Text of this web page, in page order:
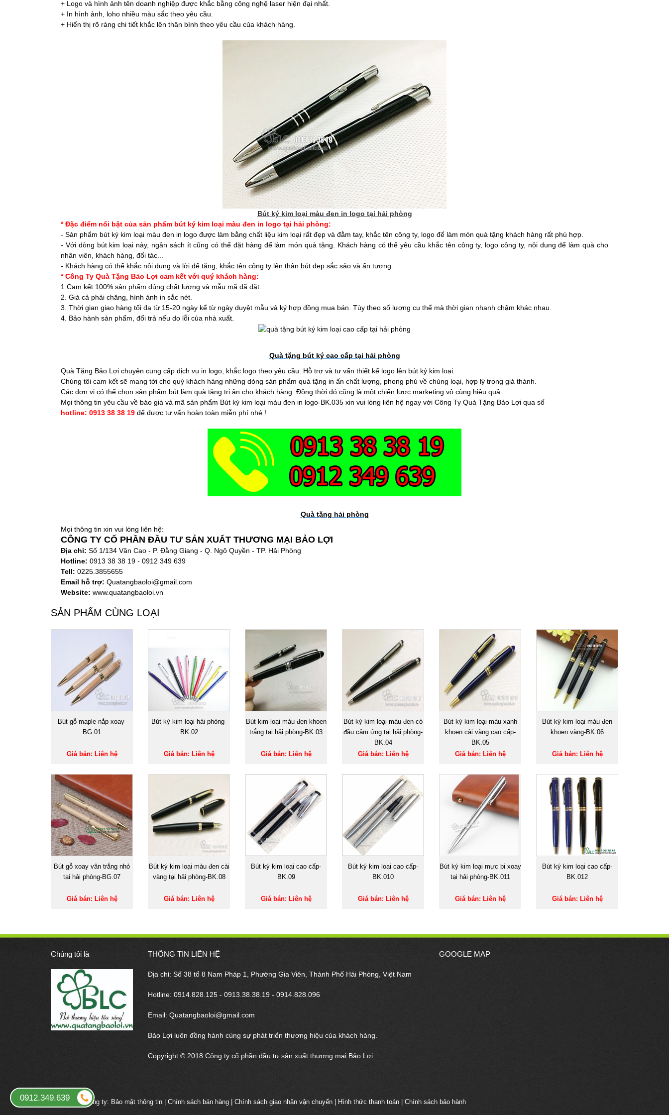
+ Logo và hình ảnh tên doanh nghiệp được khắc bằng công nghệ laser hiện đại nhất.
+ In hình ảnh, loho nhiều màu sắc theo yêu cầu.
+ Hiển thị rõ ràng chi tiết khắc lên thân bình theo yêu cầu của khách hàng.
Bút ký kim loại màu đen in logo tại hải phòng
* Đặc điểm nổi bật của sản phẩm bút ký kim loại màu đen in logo tại hải phòng:
- Sản phẩm bút ký kim loại màu đen in logo được làm bằng chất liệu kim loại rất đẹp và đằm tay, khắc tên công ty, logo để làm món quà tặng khách hàng rất phù hợp.
- Với dòng bút kim loại này, ngân sách ít cũng có thể đặt hàng để làm món quà tặng. Khách hàng có thể yêu cầu khắc tên công ty, logo công ty, nội dung để làm quà cho
nhân viên, khách hàng, đối tác...
- Khách hàng có thể khắc nội dung và lời để tặng, khắc tên công ty lên thân bút đẹp sắc sảo và ấn tượng.
* Công Ty Quà Tặng Bảo Lợi cam kết với quý khách hàng:
1.Cam kết 100% sản phẩm đúng chất lượng và mẫu mã đã đặt.
2. Giá cả phải chăng, hình ảnh in sắc nét.
3. Thời gian giao hàng tối đa từ 15-20 ngày kể từ ngày duyệt mẫu và ký hợp đồng mua bán. Tùy theo số lượng cụ thể mà thời gian nhanh chậm khác nhau.
4. Bảo hành sản phẩm, đổi trả nếu do lỗi của nhà xuất.
Quà tặng bút ký cao cấp tại hải phòng
Quà Tặng Bảo Lợi chuyên cung cấp dịch vụ in logo, khắc logo theo yêu cầu. Hỗ trợ và tư vấn thiết kế logo lên bút ký kim loại.
Chúng tôi cam kết sẽ mang tới cho quý khách hàng những dòng sản phẩm quà tặng in ấn chất lượng, phong phú về chủng loại, hợp lý trong giá thành.
Các đơn vị có thể chọn sản phẩm bút làm quà tặng tri ân cho khách hàng. Đồng thời đó cũng là một chiến lược marketing vô cùng hiệu quả.
Mọi thông tin yêu cầu về báo giá và mã sản phẩm Bút ký kim loại màu đen in logo-BK.035 xin vui lòng liên hệ ngay với Công Ty Quà Tặng Bảo Lợi qua số
hotline: 0913 38 38 19 để được tư vấn hoàn toàn miễn phí nhé !
Quà tặng hải phòng
Mọi thông tin xin vui lòng liên hệ:
CÔNG TY CỔ PHẦN ĐẦU TƯ SẢN XUẤT THƯƠNG MẠI BẢO LỢI
Địa chỉ: Số 1/134 Văn Cao - P. Đằng Giang - Q. Ngô Quyền - TP. Hải Phòng
Hotline: 0913 38 38 19 - 0912 349 639
Tell: 0225.3855655
Email hỗ trợ: Quatangbaoloi@gmail.com
Website: www.quatangbaoloi.vn
SẢN PHẨM CÙNG LOẠI
Bút gỗ maple nắp xoay-
BG.01
Giá bán: Liên hệ
Bút ký kim loại hải phòng-
BK.02
Giá bán: Liên hệ
Bút kim loại màu đen khoen
trắng tại hải phòng-BK.03
Giá bán: Liên hệ
Bút ký kim loại màu đen có
đầu cảm ứng tại hải phòng-
BK.04
Giá bán: Liên hệ
Bút ký kim loại màu xanh
khoen cài vàng cao cấp-
BK.05
Giá bán: Liên hệ
Bút ký kim loại màu đen
khoen vàng-BK.06
Giá bán: Liên hệ
Bút gỗ xoay vân trắng nhỏ
tại hải phòng-BG.07
Giá bán: Liên hệ
Bút ký kim loại màu đen cài
vàng tại hải phòng-BK.08
Giá bán: Liên hệ
Bút ký kim loại cao cấp-
BK.09
Giá bán: Liên hệ
Bút ký kim loại cao cấp-
BK.010
Giá bán: Liên hệ
Bút ký kim loại mực bi xoay
tại hải phòng-BK.011
Giá bán: Liên hệ
Bút ký kim loại cao cấp-
BK.012
Giá bán: Liên hệ
Chúng tôi là THÔNG TIN LIÊN HỆ
Địa chỉ: Số 38 tổ 8 Nam Pháp 1, Phường Gia Viên, Thành Phố Hải Phòng, Việt Nam
Hotline: 0914.828.125 - 0913.38.38.19 - 0914.828.096
Email: Quatangbaoloi@gmail.com
Bảo Lợi luôn đồng hành cùng sự phát triển thương hiệu của khách hàng.
Copyright © 2018 Công ty cổ phần đầu tư sản xuất thương mại Bảo Lợi
GOOGLE MAP
0912.349.639Chính sách công ty: Bảo mật thông tin | Chính sách bán hàng | Chính sách giao nhận vận chuyển | Hình thức thanh toán | Chính sách bảo hành